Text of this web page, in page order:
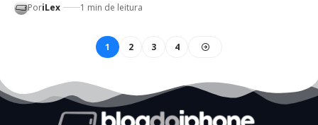
PoriLex 1 min de leitura
1 2 3 4